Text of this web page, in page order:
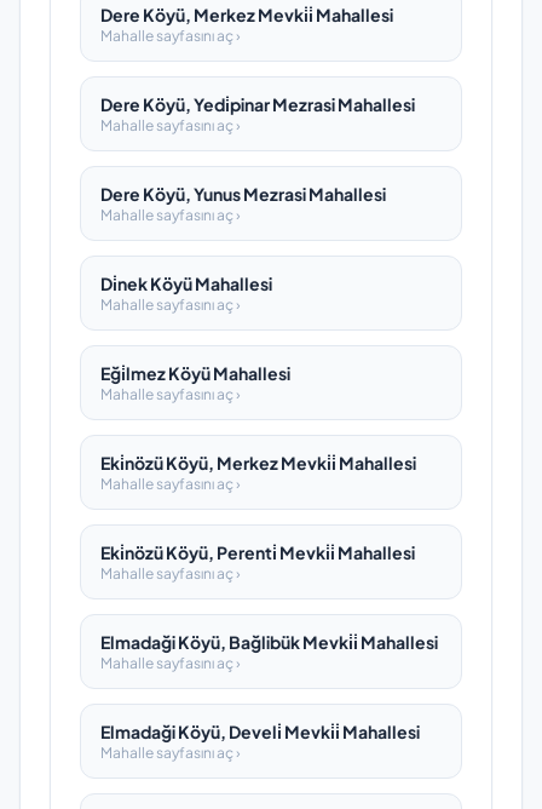
Dere Köyü, Merkez Mevki̇i̇ Mahallesi
Mahalle sayfasını aç ›
Dere Köyü, Yedi̇pinar Mezrasi Mahallesi
Mahalle sayfasını aç ›
Dere Köyü, Yunus Mezrasi Mahallesi
Mahalle sayfasını aç ›
Di̇nek Köyü Mahallesi
Mahalle sayfasını aç ›
Eği̇lmez Köyü Mahallesi
Mahalle sayfasını aç ›
Eki̇nözü Köyü, Merkez Mevki̇i̇ Mahallesi
Mahalle sayfasını aç ›
Eki̇nözü Köyü, Perenti̇ Mevki̇i̇ Mahallesi
Mahalle sayfasını aç ›
Elmadaği Köyü, Bağlibük Mevki̇i̇ Mahallesi
Mahalle sayfasını aç ›
Elmadaği Köyü, Develi̇ Mevki̇i̇ Mahallesi
Mahalle sayfasını aç ›